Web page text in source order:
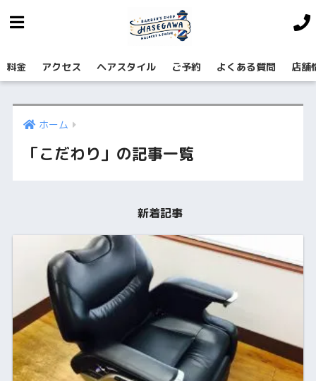
料金 アクセス ヘアスタイル ご予約 よくある質問 店舗
ホーム
「こだわり」の記事一覧
新着記事